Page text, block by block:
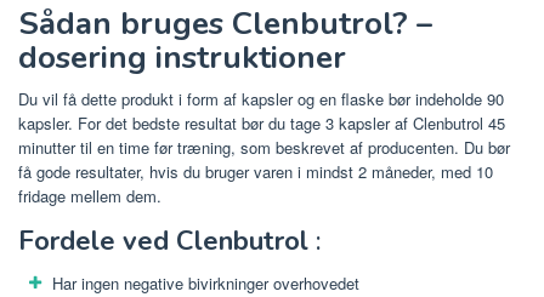
Sådan bruges Clenbutrol? –
dosering instruktioner
Du vil få dette produkt i form af kapsler og en flaske bør indeholde 90
kapsler. For det bedste resultat bør du tage 3 kapsler af Clenbutrol 45
minutter til en time før træning, som beskrevet af producenten. Du bør
få gode resultater, hvis du bruger varen i mindst 2 måneder, med 10
fridage mellem dem.
Fordele ved Clenbutrol :
Har ingen negative bivirkninger overhovedet